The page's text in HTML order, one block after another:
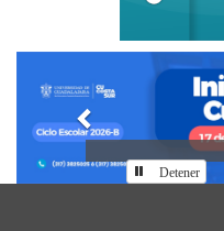
Anterior
Detener